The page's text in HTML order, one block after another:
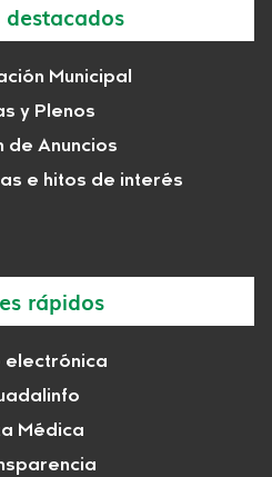
destacados
Municipal
y Plenos
de Anuncios
e hitos de interés
rápidos
electrónica
Médica